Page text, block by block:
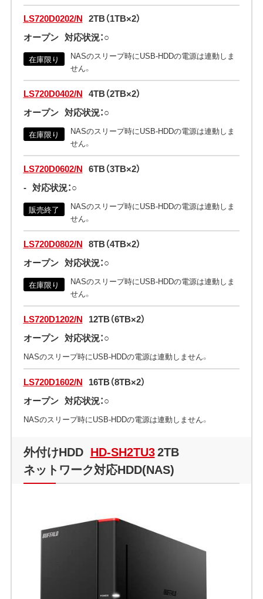
LS720D0202/N 2TB（1TB×2）
オープン 対応状況：○
在庫限り
NASのスリープ時にUSB-HDDの電源は連動しま
せん。
LS720D0402/N 4TB（2TB×2）
オープン 対応状況：○
在庫限り
NASのスリープ時にUSB-HDDの電源は連動しま
せん。
LS720D0602/N 6TB（3TB×2）
- 対応状況：○
販売終了
NASのスリープ時にUSB-HDDの電源は連動しま
せん。
LS720D0802/N 8TB（4TB×2）
オープン 対応状況：○
在庫限り
NASのスリープ時にUSB-HDDの電源は連動しま
せん。
LS720D1202/N 12TB（6TB×2）
オープン 対応状況：○
NASのスリープ時にUSB-HDDの電源は連動しません。
LS720D1602/N 16TB（8TB×2）
オープン 対応状況：○
NASのスリープ時にUSB-HDDの電源は連動しません。
外付けHDD HD-SH2TU32TB
ネットワーク対応HDD(NAS)